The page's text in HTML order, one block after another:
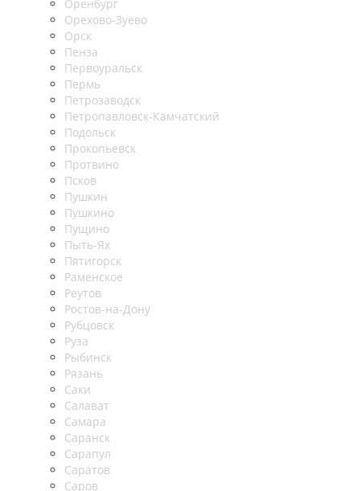
Оренбург
Орехово-Зуево
Орск
Пенза
Первоуральск
Пермь
Петрозаводск
Петропавловск-Камчатский
Подольск
Прокопьевск
Протвино
Псков
Пушкин
Пушкино
Пущино
Пыть-Ях
Пятигорск
Раменское
Реутов
Ростов-на-Дону
Рубцовск
Руза
Рыбинск
Рязань
Саки
Салават
Самара
Саранск
Сарапул
Саратов
Саров